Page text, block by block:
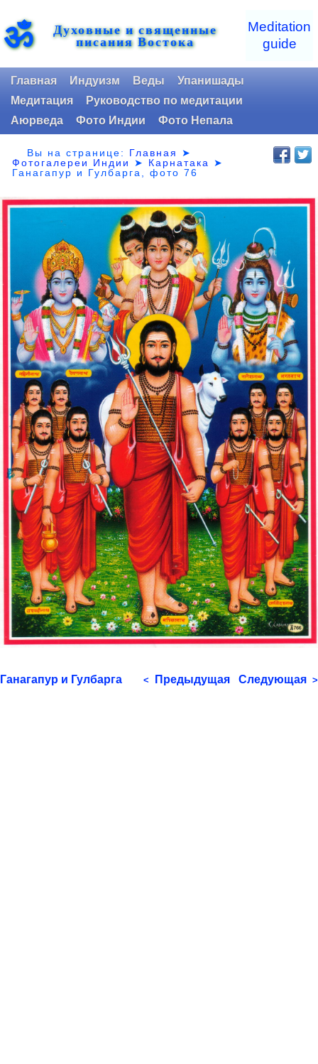
ॐ Духовные и священные
писания Востока
Meditation
guide
Главная Индуизм Веды
Упанишады
Медитация
Руководство по медитации
Аюрведа
Фото Индии Фото Непала
Вы на странице: Главная
➤
Фотогалереи Индии
➤ Карнатака
➤
Ганагапур и Гулбарга, фото 76
Ганагапур и Гулбарга < Предыдущая Следующая >